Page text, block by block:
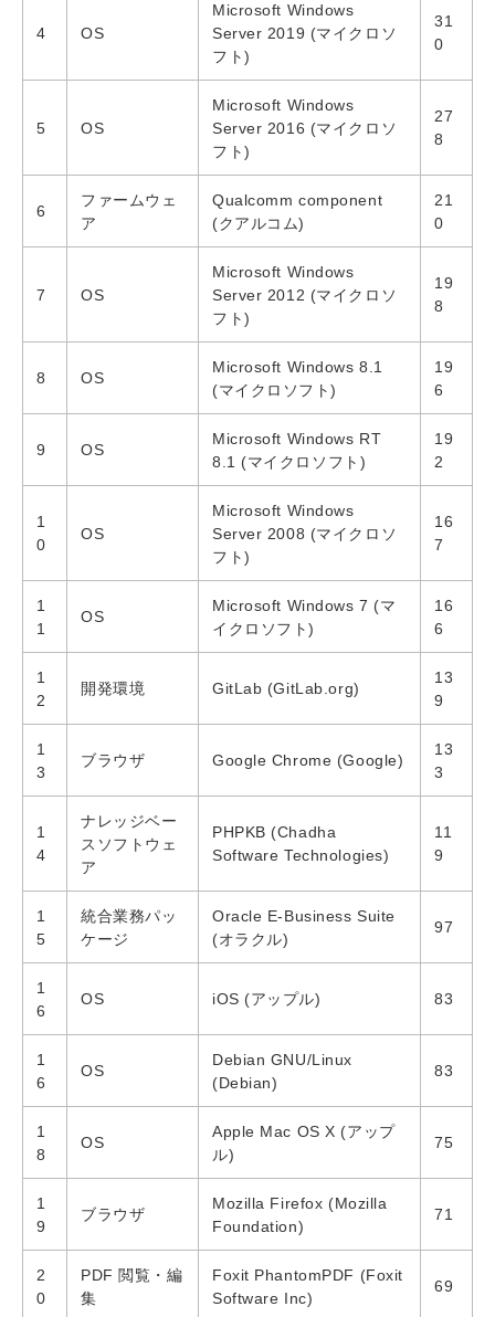
4 OS
Microsoft Windows
Server 2019 (マイクロソ
フト)
31
0
5 OS
Microsoft Windows
Server 2016 (マイクロソ
フト)
27
8
6
ファームウェ
ア
Qualcomm component
(クアルコム)
21
0
7 OS
Microsoft Windows
Server 2012 (マイクロソ
フト)
19
8
8 OS
Microsoft Windows 8.1
(マイクロソフト)
19
6
9 OS
Microsoft Windows RT
8.1 (マイクロソフト)
19
2
1
0
OS
Microsoft Windows
Server 2008 (マイクロソ
フト)
16
7
1
1
OS
Microsoft Windows 7 (マ
イクロソフト)
16
6
1
2
開発環境 GitLab (GitLab.org)
13
9
1
3
ブラウザ Google Chrome (Google)
13
3
1
4
ナレッジベー
スソフトウェ
ア
PHPKB (Chadha
Software Technologies)
11
9
1
5
統合業務パッ
ケージ
Oracle E-Business Suite
(オラクル)
97
1
6
OS iOS (アップル) 83
1
6
OS
Debian GNU/Linux
(Debian)
83
1
8
OS
Apple Mac OS X (アップ
ル)
75
1
9
ブラウザ
Mozilla Firefox (Mozilla
Foundation)
71
2
0
PDF 閲覧・編
集
Foxit PhantomPDF (Foxit
Software Inc)
69